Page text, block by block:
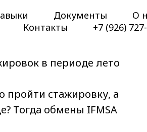
Документы
О
Контакты +7 (926)
в периоде лето
пройти стажировку, а
Тогда обмены IFMSA